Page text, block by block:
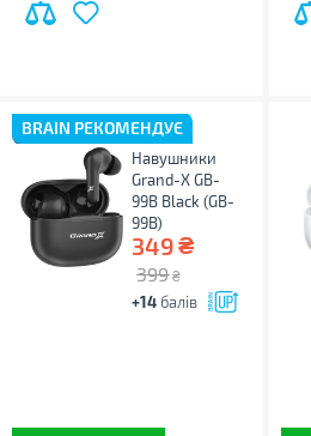
BRAIN РЕКОМЕНДУЄ
Навушники
Grand-X GB-
99B Black (GB-
99B)
349₴
399 ₴
+14 балів